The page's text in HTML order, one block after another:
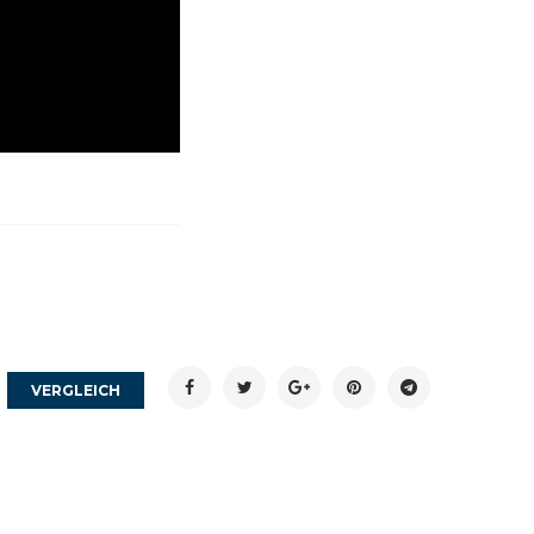
VERGLEICH FacebookTwitterGoogle+PinterestTelegram